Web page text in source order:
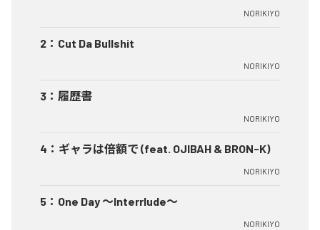
NORIKIYO
2 ： Cut Da Bullshit
NORIKIYO
3 ： 履歴書
NORIKIYO
4 ： ギャラは倍額で (feat. OJIBAH & BRON-K)
NORIKIYO
5 ： One Day ～Interrlude～
NORIKIYO